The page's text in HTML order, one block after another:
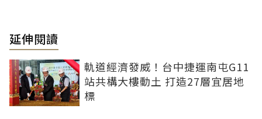
延伸閱讀
軌道經濟發威！台中捷運南屯G11
站共構大樓動土 打造27層宜居地
標